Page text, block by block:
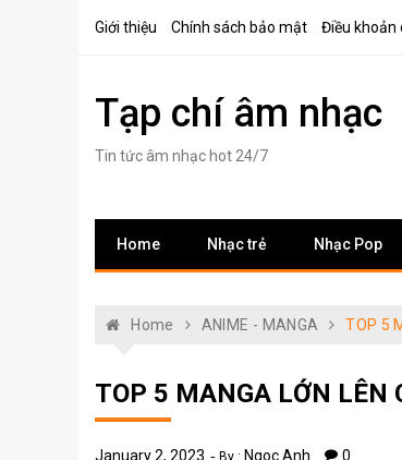
Giới thiệu Chính sách bảo mật Điều khoản
Tạp chí âm nhạc
Tin tức âm nhạc hot 24/7
Home Nhạc trẻ Nhạc Pop
Home ANIME - MANGA TOP 5
TOP 5 MANGA LỚN LÊN
January 2, 2023 By : Ngoc Anh 0